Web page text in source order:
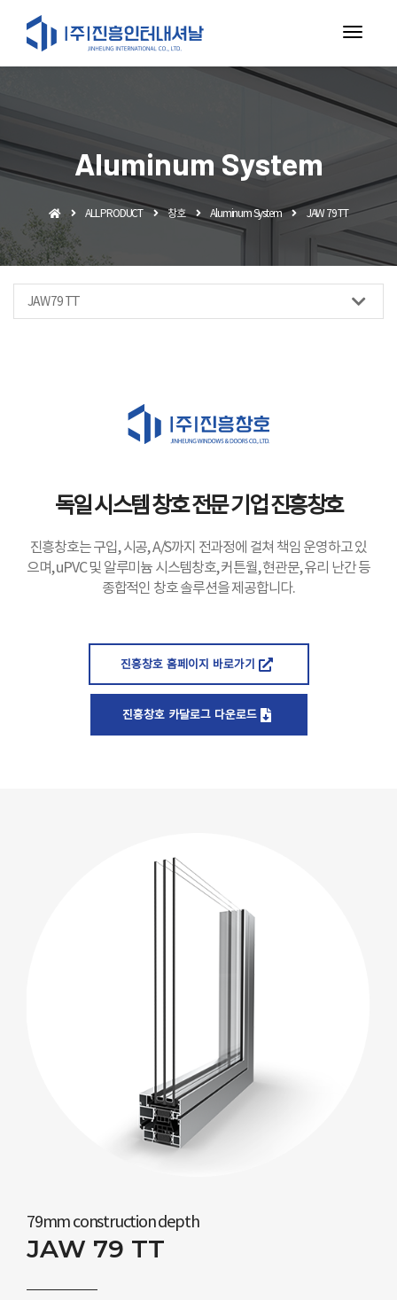
Aluminum System
ALL PRODUCT 창호 Aluminum System JAW 79 TT
JAW 79 TT
독일 시스템 창호 전문 기업 진흥창호
진흥창호는 구입, 시공, A/S까지 전과정에 걸쳐 책임 운영하고 있
으며, uPVC 및 알루미늄 시스템창호, 커튼월, 현관문, 유리 난간 등
종합적인 창호 솔루션을 제공합니다.
진흥창호 홈페이지 바로가기
진흥창호 카달로그 다운로드
79mm construction depth
JAW 79 TT